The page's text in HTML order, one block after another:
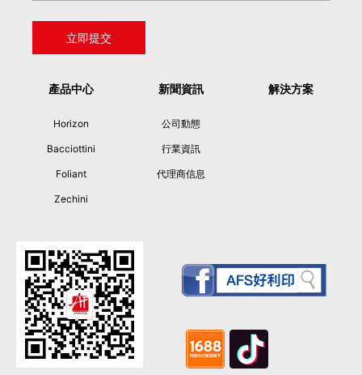
產品中心
Horizon
Bacciottini
Foliant
Zechini
新聞資訊
公司動態
行業資訊
代理商信息
解決方案